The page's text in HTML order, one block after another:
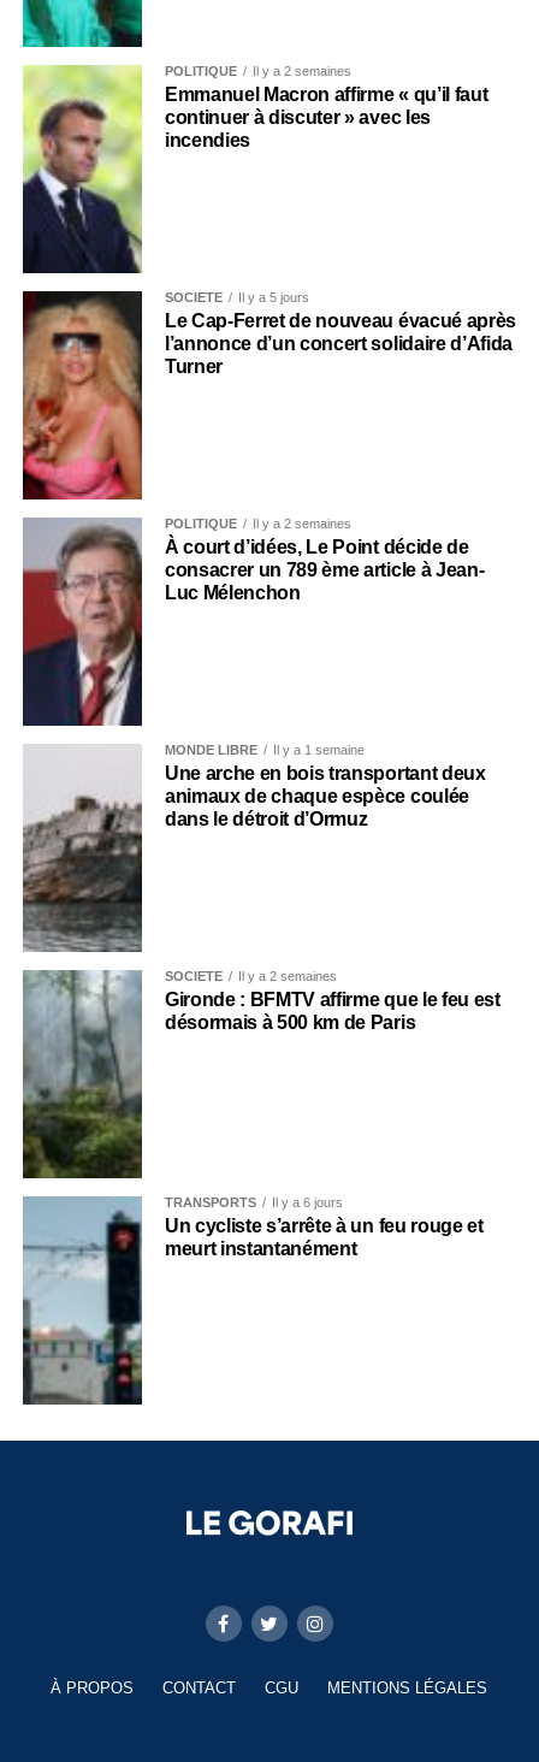
POLITIQUE Il y a 2 semaines
Emmanuel Macron affirme « qu’il faut
continuer à discuter » avec les
incendies
SOCIÉTÉ Il y a 5 jours
Le Cap-Ferret de nouveau évacué après
l’annonce d’un concert solidaire d’Afida
Turner
POLITIQUE Il y a 2 semaines
À court d’idées, Le Point décide de
consacrer un 789 ème article à Jean-
Luc Mélenchon
MONDE LIBRE Il y a 1 semaine
Une arche en bois transportant deux
animaux de chaque espèce coulée
dans le détroit d’Ormuz
SOCIÉTÉ Il y a 2 semaines
Gironde : BFMTV affirme que le feu est
désormais à 500 km de Paris
TRANSPORTS Il y a 6 jours
Un cycliste s’arrête à un feu rouge et
meurt instantanément
À PROPOS CONTACT CGU MENTIONS LÉGALES